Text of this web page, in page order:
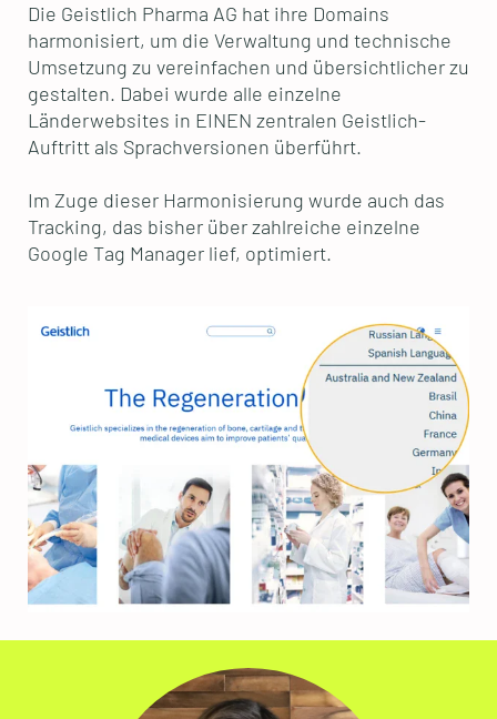
Die Geistlich Pharma AG hat ihre Domains
harmonisiert, um die Verwaltung und technische
Umsetzung zu vereinfachen und übersichtlicher zu
gestalten. Dabei wurde alle einzelne
Länderwebsites in EINEN zentralen Geistlich-
Auftritt als Sprachversionen überführt.
Im Zuge dieser Harmonisierung wurde auch das
Tracking, das bisher über zahlreiche einzelne
Google Tag Manager lief, optimiert.